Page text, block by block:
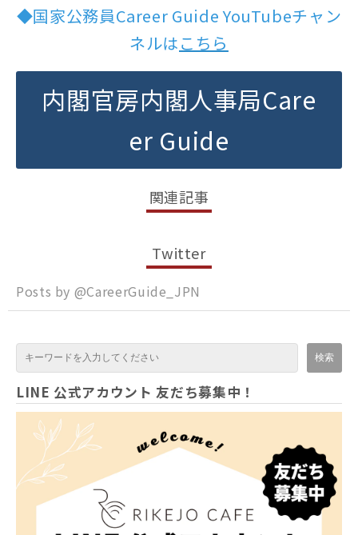
◆国家公務員Career Guide YouTubeチャン
ネルはこちら
内閣官房内閣人事局Care
er Guide
関連記事
Twitter
Posts by @CareerGuide_JPN
LINE 公式アカウント 友だち募集中！